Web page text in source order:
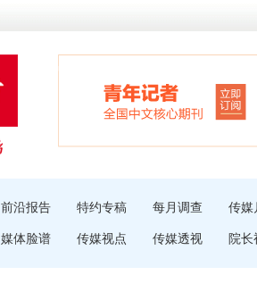
前沿报告 特约专稿 每月调查 传媒
媒体脸谱 传媒视点 传媒透视 院长